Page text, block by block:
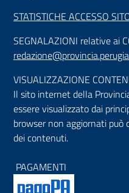
STATISTICHE ACCESSO
SEGNALAZIONI relative ai
VISUALIZZAZIONE
Il sito internet della
essere visualizzato dai
browser non aggiornati può
dei contenuti.
PAGAMENTI